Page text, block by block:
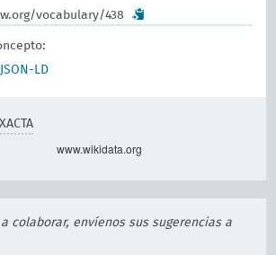
vocabulary/438
JSON-LD
www.wikidata.org
colaborar, envíenos sus sugerencias a